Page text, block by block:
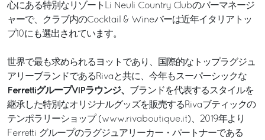
心にある特別なリゾートLi Neuli Country Clubのバーマネージ
ャーで、クラブ内のCocktail & Wineバーは近年イタリアトッ
プ10にも選出されています。
世界で最も求められるヨットであり、国際的なトップラグジュ
アリーブランドであるRivaと共に、今年もスーパーシックな
FerrettiグループVIPラウンジ、
ブランドを代表するスタイルを
継承した特別なオリジナルグッズを販売するRivaブティックの
テンポラリーショップ ( www.rivaboutique.it )、2019年より
Ferretti グループのラグジュアリーカー・パートナーである